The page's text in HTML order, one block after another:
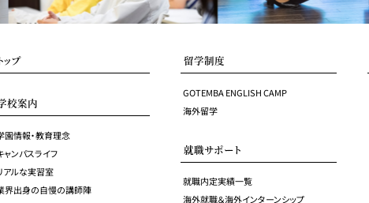
ップ
校案内
園情報・教育理念
ャンパスライフ
アルな実習室
界出身の自慢の講師陣
留学制度
GOTEMBA ENGLISH CAMP
海外留学
就職サポート
就職内定実績一覧
海外就職＆海外インターンシップ